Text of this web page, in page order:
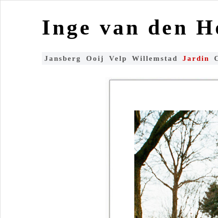
Inge van den
Jansberg Ooij Velp Willemstad Jardin